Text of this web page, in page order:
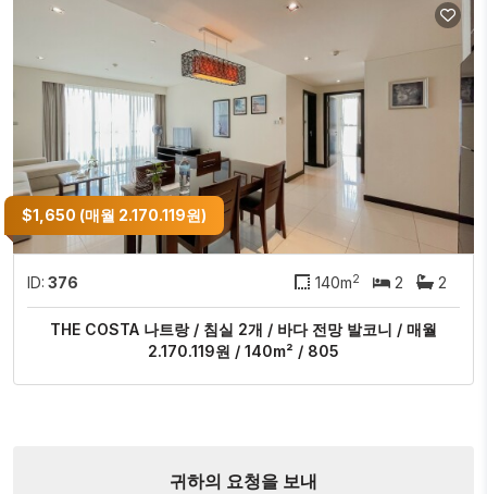
$1,650 (매월 2.170.119원)
ID: 376 140m2 2 2
THE COSTA 나트랑 / 침실 2개 / 바다 전망 발코니 / 매월
2.170.119원 / 140m² / 805
귀하의 요청을 보내